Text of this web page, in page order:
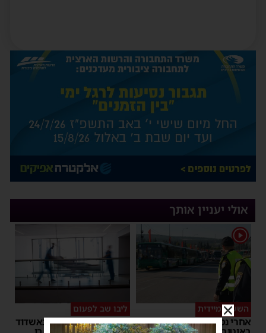
אולי יעניין אותך
1
השעיה מיידית
אחרי נסיעת האימים
ליבו שב לפעום
אדם התמוטט בביתו באשדוד